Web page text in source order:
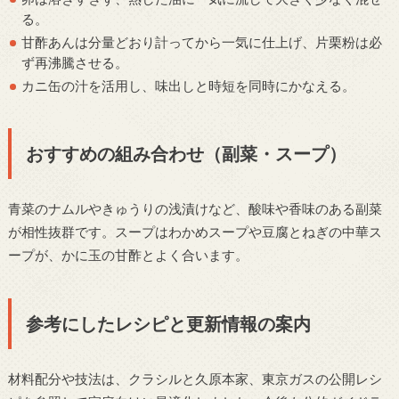
る。
甘酢あんは分量どおり計ってから一気に仕上げ、片栗粉は必
ず再沸騰させる。
カニ缶の汁を活用し、味出しと時短を同時にかなえる。
おすすめの組み合わせ（副菜・スープ）
青菜のナムルやきゅうりの浅漬けなど、酸味や香味のある副菜
が相性抜群です。スープはわかめスープや豆腐とねぎの中華ス
ープが、かに玉の甘酢とよく合います。
参考にしたレシピと更新情報の案内
材料配分や技法は、クラシルと久原本家、東京ガスの公開レシ